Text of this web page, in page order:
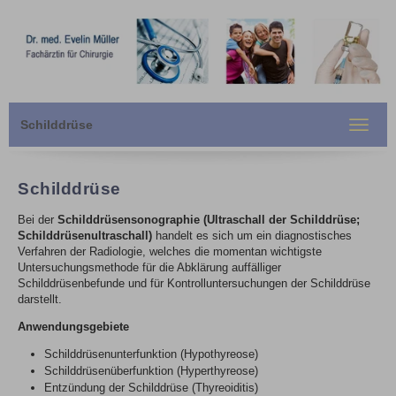
Schilddrüse
Toggle
Schilddrüse
Bei der Schilddrüsensonographie (Ultraschall der Schilddrüse;
Schilddrüsenultraschall) handelt es sich um ein diagnostisches
Verfahren der Radiologie, welches die momentan wichtigste
Untersuchungsmethode für die Abklärung auffälliger
Schilddrüsenbefunde und für Kontrolluntersuchungen der Schilddrüse
darstellt.
Anwendungsgebiete
Schilddrüsenunterfunktion (Hypothyreose)
Schilddrüsenüberfunktion (Hyperthyreose)
Entzündung der Schilddrüse (Thyreoiditis)